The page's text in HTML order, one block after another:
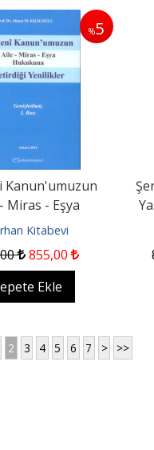
%5
Kanun'umuzun
Miras - Eşya
Getirdiği
Kitabevi
855,00
Ekle
2 3 4 5 6 7 > >>